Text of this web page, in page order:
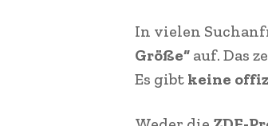
In vielen
Größe“ auf. Das
Es gibt keine